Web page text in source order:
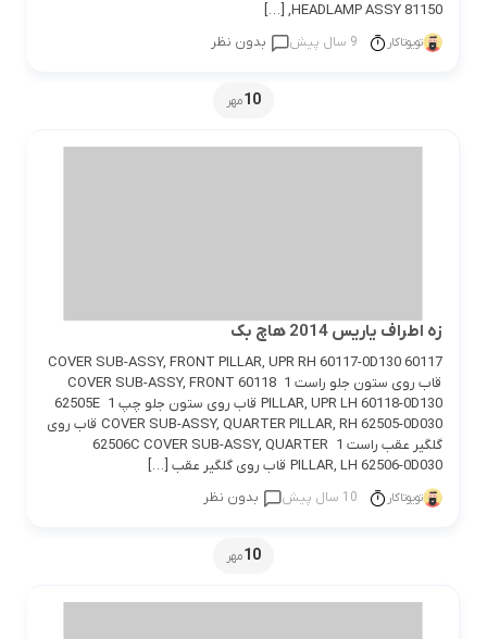
81150 HEADLAMP ASSY, […]
تویوتاکار 9 سال پیش بدون نظر
10مهر
زه اطراف یاریس 2014 هاچ بک
60117 COVER SUB-ASSY, FRONT PILLAR, UPR RH 60117-0D130
قاب روی ستون جلو راست 1 60118 COVER SUB-ASSY, FRONT
PILLAR, UPR LH 60118-0D130 قاب روی ستون جلو چپ 1 62505E
COVER SUB-ASSY, QUARTER PILLAR, RH 62505-0D030 قاب روی
گلگیر عقب راست 1 62506C COVER SUB-ASSY, QUARTER
PILLAR, LH 62506-0D030 قاب روی گلگیر عقب […]
تویوتاکار 10 سال پیش بدون نظر
10مهر